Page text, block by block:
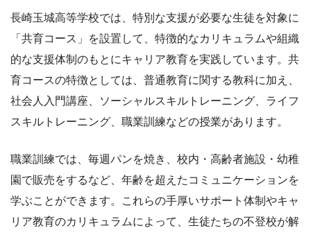
長崎玉城高等学校では、特別な支援が必要な生徒を対象に
「共育コース」を設置して、特徴的なカリキュラムや組織
的な支援体制のもとにキャリア教育を実践しています。共
育コースの特徴としては、普通教育に関する教科に加え、
社会人入門講座、ソーシャルスキルトレーニング、ライフ
スキルトレーニング、職業訓練などの授業があります。
職業訓練では、毎週パンを焼き、校内・高齢者施設・幼稚
園で販売をするなど、年齢を超えたコミュニケーションを
学ぶことができます。これらの手厚いサポート体制やキャ
リア教育のカリキュラムによって、生徒たちの不登校が解